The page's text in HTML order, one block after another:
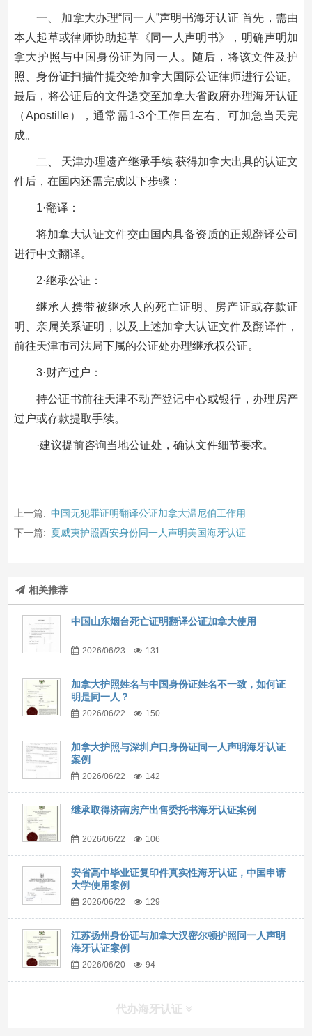
一、 加拿大办理“同一人”声明书海牙认证 首先，需由
本人起草或律师协助起草《同一人声明书》，明确声明加
拿大护照与中国身份证为同一人。随后，将该文件及护
照、身份证扫描件提交给加拿大国际公证律师进行公证。
最后，将公证后的文件递交至加拿大省政府办理海牙认证
（Apostille），通常需1-3个工作日左右、可加急当天完
成。
二、 天津办理遗产继承手续 获得加拿大出具的认证文
件后，在国内还需完成以下步骤：
1·翻译：
将加拿大认证文件交由国内具备资质的正规翻译公司
进行中文翻译。
2·继承公证：
继承人携带被继承人的死亡证明、房产证或存款证
明、亲属关系证明，以及上述加拿大认证文件及翻译件，
前往天津市司法局下属的公证处办理继承权公证。
3·财产过户：
持公证书前往天津不动产登记中心或银行，办理房产
过户或存款提取手续。
·建议提前咨询当地公证处，确认文件细节要求。
上一篇: 中国无犯罪证明翻译公证加拿大温尼伯工作用
下一篇: 夏威夷护照西安身份同一人声明美国海牙认证
相关推荐
中国山东烟台死亡证明翻译公证加拿大使用
2026/06/23 131
加拿大护照姓名与中国身份证姓名不一致，如何证
明是同一人？
2026/06/22 150
加拿大护照与深圳户口身份证同一人声明海牙认证
案例
2026/06/22 142
继承取得济南房产出售委托书海牙认证案例
2026/06/22 106
安省高中毕业证复印件真实性海牙认证，中国申请
大学使用案例
2026/06/22 129
江苏扬州身份证与加拿大汉密尔顿护照同一人声明
海牙认证案例
2026/06/20 94
代办海牙认证